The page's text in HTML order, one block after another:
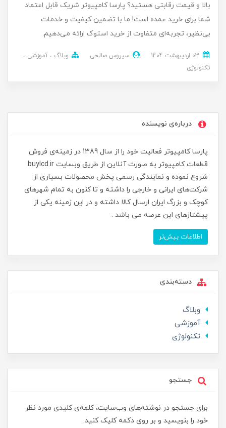
بالا و قیمت رقابتی هستید؟ پارسا کامپیوتر شریک قابل اعتماد
شما برای خرید عمده است! ما با تضمین کیفیت و خدمات
بی‌نظیر، تجربه‌ای متفاوت از خرید استوک ارائه می‌دهیم.
سیروس صالحی وبلاگ
آموزشی
تکنولوژی
درباره‌ی نویسنده
پارسا کامپیوتر فعالیت خود را از سال 1389 در زمینه‌ی فروش
قطعات کامپیوتر به صورت آنلاین از طریق وبسایت buylcd.ir
شروع نموده و نمایندگی رسمی پخش محصولات بسیاری از
شرکت‌های ایرانی و خارجی را داشته و تا کنون به تمام شهرهای
کوچک و بزرگ ایران ارسال کالا داشته و در این زمینه یکی از
پیشتازهای این عرصه می باشد .
اطلاعات بیش‌تر
دسته‌بندی
وبلاگ
آموزشی
تکنولوژی
جستجو
برای جستجو در نوشته‌های وب‌سایت، کلمه‌ی کلیدی مورد نظر
خود را بنویسید و بر روی دکمه کلیک کنید.